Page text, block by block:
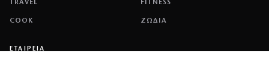
TRAVEL FITNESS
COOK ΖΩΔΙΑ
ΕΤΑΙΡΕΙΑ